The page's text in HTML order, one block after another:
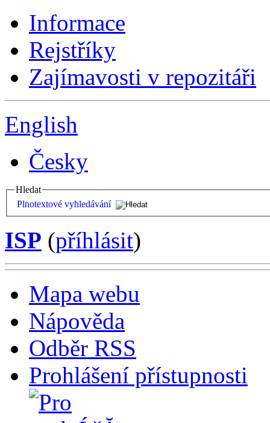
Informace
Rejstříky
Zajímavosti v repozitáři
English
Česky
Hledat
Plnotextové vyhledávání
ISP (příhlásit)
Mapa webu
Nápověda
Odběr RSS
Prohlášení přístupnosti